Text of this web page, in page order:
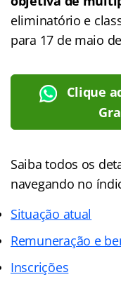
eliminatório e
para 17 de maio
Clique
Saiba todos os
navegando no
Situação atual
Remuneração e
Inscrições